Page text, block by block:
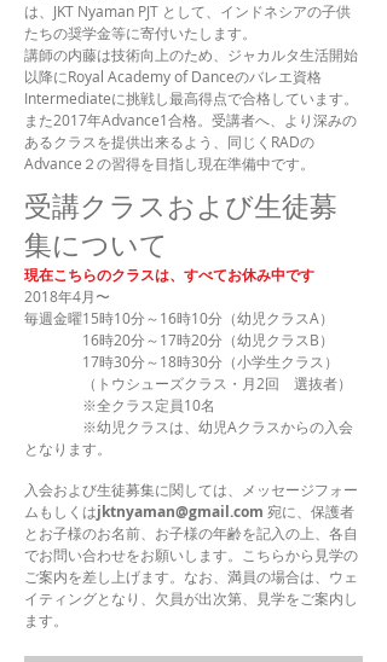
は、JKT Nyaman PJT として、インドネシアの子供
たちの奨学金等に寄付いたします。
講師の内藤は技術向上のため、ジャカルタ生活開始
以降にRoyal Academy of Danceのバレエ資格
Intermediateに挑戦し最高得点で合格しています。
また2017年Advance1合格。受講者へ、より深みの
あるクラスを提供出来るよう、同じくRADの
Advance２の習得を目指し現在準備中です。
受講クラスおよび生徒募
集について
現在こちらのクラスは、すべてお休み中です
2018年4月〜
毎週金曜15時10分～16時10分（幼児クラスA）
16時20分～17時20分（幼児クラスB）
17時30分～18時30分（小学生クラス）
（トウシューズクラス・月2回 選抜者）
※全クラス定員10名
※幼児クラスは、幼児Aクラスからの入会
となります。
入会および生徒募集に関しては、メッセージフォー
ムもしくはjktnyaman@gmail.com 宛に、保護者
とお子様のお名前、お子様の年齢を記入の上、各自
でお問い合わせをお願いします。こちらから見学の
ご案内を差し上げます。なお、満員の場合は、ウェ
イティングとなり、欠員が出次第、見学をご案内し
ます。